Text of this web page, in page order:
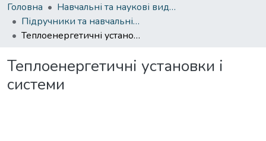
Головна
Навчальні та наукові видання
Підручники та навчальні посібники
Теплоенергетичні установки і системи
Теплоенергетичні установки і
системи